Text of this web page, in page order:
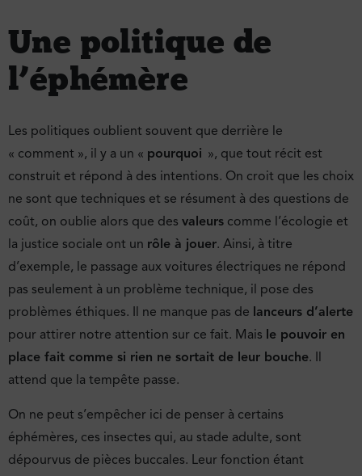
Une politique de
l’éphémère
Les politiques oublient souvent que derrière le
« comment », il y a un « pourquoi », que tout récit est
construit et répond à des intentions. On croit que les choix
ne sont que techniques et se résument à des questions de
coût, on oublie alors que des valeurs comme l’écologie et
la justice sociale ont un rôle à jouer. Ainsi, à titre
d’exemple, le passage aux voitures électriques ne répond
pas seulement à un problème technique, il pose des
problèmes éthiques. Il ne manque pas de lanceurs d’alerte
pour attirer notre attention sur ce fait. Mais le pouvoir en
place fait comme si rien ne sortait de leur bouche. Il
attend que la tempête passe.
On ne peut s’empêcher ici de penser à certains
éphémères, ces insectes qui, au stade adulte, sont
dépourvus de pièces buccales. Leur fonction étant